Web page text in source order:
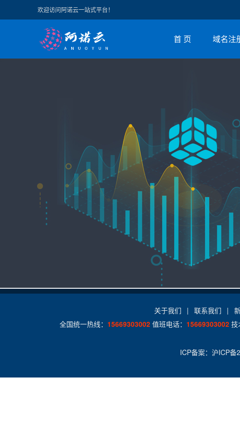
欢迎访问阿诺云一站式平台！
首 页 域名注
关于我们 | 联系我们 |
全国统一热线： 15669303002 值班电话： 15669303002 技
ICP备案： 沪ICP备